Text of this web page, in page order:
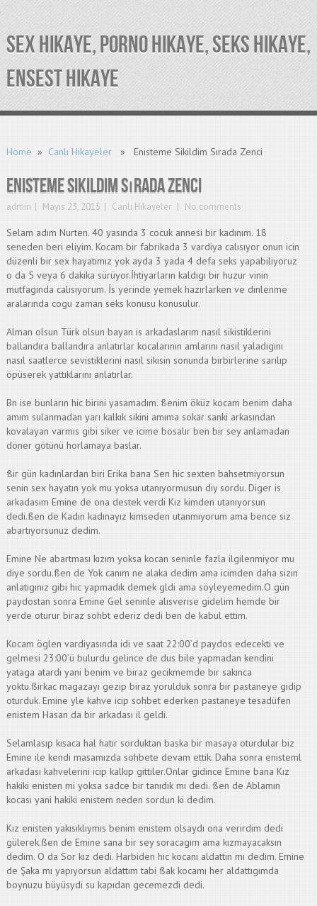
SEX HIKAYE, PORNO HIKAYE, SEKS HIKAYE,
ENSEST HIKAYE
Home » Canlı Hikayeler» Enisteme Sikildim Sırada Zenci
Enisteme Sikildim Sırada Zenci
admin Mayıs 23, 2015 Canlı Hikayeler No comments
Selam adım Nurten. 40 yasında 3 cocuk annesi bir kadınım. 18
seneden beri eliyim. Kocam bir fabrikada 3 vardiya calısıyor onun icin
düzenli bir sex hayatımız yok ayda 3 yada 4 defa seks yapabiliyoruz
o da 5 veya 6 dakika sürüyor.İhtiyarların kaldıgı bir huzur vinin
mutfagında calısıyorum. İs yerinde yemek hazırlarken ve dinlenme
aralarında cogu zaman seks konusu konusulur.
Alman olsun Türk olsun bayan is arkadaslarım nasıl sikistiklerini
ballandıra ballandıra anlatırlar kocalarının amlarını nasıl yaladıgını
nasıl saatlerce sevistiklerini nasıl sikisin sonunda birbirlerine sarılıp
öpüserek yattıklarını anlatırlar.
Bn ise bunların hic birini yasamadım. ßenim öküz kocam benim daha
amım sulanmadan yarı kalkık sikini amıma sokar sanki arkasından
kovalayan varmıs gibi siker ve icime bosalır ben bir sey anlamadan
döner götünü horlamaya baslar.
ßir gün kadınlardan biri Erika bana Sen hic sexten bahsetmiyorsun
senin sex hayatın yok mu yoksa utanıyormusun diy sordu. Diger is
arkadasım Emine de ona destek verdi Kız kimden utanıyorsun
dedi.ßen de Kadın kadınayız kimseden utanmıyorum ama bence siz
abartıyorsunuz dedim.
Emine Ne abartması kızım yoksa kocan seninle fazla ilgilenmiyor mu
diye sordu.ßen de Yok canım ne alaka dedim ama icimden daha sizin
anlatıgınız gibi hic yapmadık demek gldi ama söyleyemedim.O gün
paydostan sonra Emine Gel seninle alısverise gidelim hemde bir
yerde oturur biraz sohbt ederiz dedi ben de kabul ettim.
Kocam öglen vardiyasında idi ve saat 22:00’d paydos edecekti ve
gelmesi 23:00’ü bulurdu gelince de dus bile yapmadan kendini
yataga atardı yani benim ve biraz gecikmemde bir sakınca
yoktu.ßirkac magazayı gezip biraz yorulduk sonra bir pastaneye gidip
oturduk. Emine yle kahve icip sohbet ederken pastaneye tesadüfen
enistem Hasan da bir arkadası il geldi.
Selamlasıp kısaca hal hatır sorduktan baska bir masaya oturdular biz
Emine ile kendi masamızda sohbete devam ettik. Daha sonra enisteml
arkadası kahvelerini icip kalkıp gittiler.Onlar gidince Emine bana Kız
hakiki enisten mi yoksa sadce bir tanıdık mı dedi. ßen de Ablamın
kocası yani hakiki enistem neden sordun ki dedim.
Kız enisten yakısıklıymıs benim enistem olsaydı ona verirdim dedi
gülerek.ßen de Emine sana bir sey soracagım ama kızmayacaksın
dedim. O da Sor kız dedi. Harbiden hic kocanı aldattın mı dedim. Emine
de Şaka mı yapıyorsun aldattım tabi ßak kocamı her aldattıgımda
boynuzu büyüsydi su kapıdan gecemezdi dedi.